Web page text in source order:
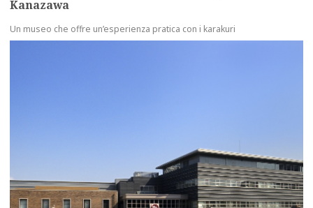
Kanazawa
Un museo che offre un’esperienza pratica con i karakuri